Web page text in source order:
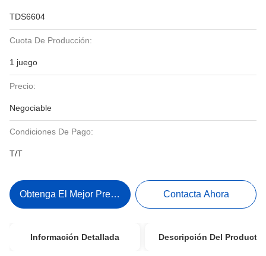
TDS6604
Cuota De Producción:
1 juego
Precio:
Negociable
Condiciones De Pago:
T/T
Obtenga El Mejor Precio Contacta Ahora
Información Detallada Descripción Del Producto